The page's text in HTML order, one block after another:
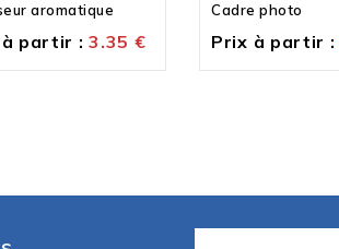
aromatique
partir : 3.35 €
Cadre photo
Prix à partir :